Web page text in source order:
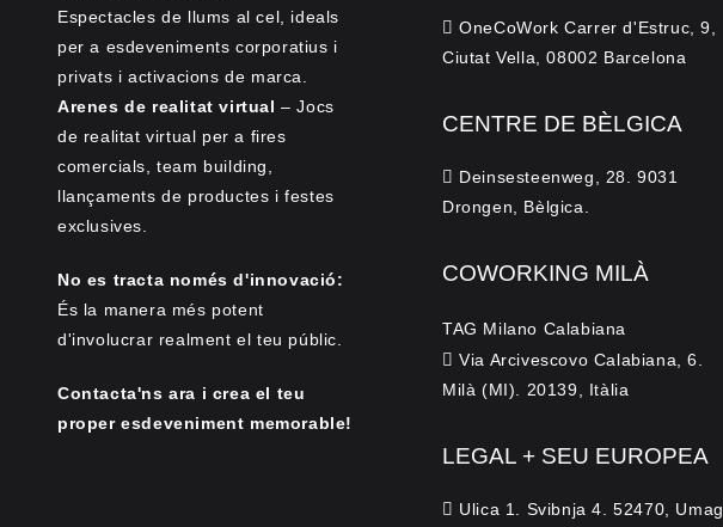
Espectacles de llums al cel, ideals
per a esdeveniments corporatius i
privats i activacions de marca.
Arenes de realitat virtual– Jocs
de realitat virtual per a fires
comercials, team building,
llançaments de productes i festes
exclusives.
No es tracta només d'innovació:
És la manera més potent
d'involucrar realment el teu públic.
Contacta'ns ara i crea el teu
proper esdeveniment memorable!
OneCoWork Carrer d'Estruc, 9,
Ciutat Vella, 08002 Barcelona
CENTRE DE BÈLGICA
Deinsesteenweg, 28. 9031
Drongen, Bèlgica.
COWORKING MILÀ
TAG Milano Calabiana
Via Arcivescovo Calabiana, 6.
Milà (MI). 20139, Itàlia
LEGAL + SEU EUROPEA
Ulica 1. Svibnja 4. 52470, Umag,